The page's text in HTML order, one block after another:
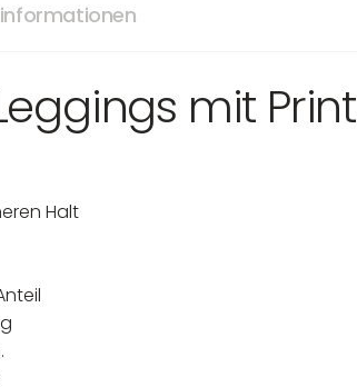
mit Print
Halt